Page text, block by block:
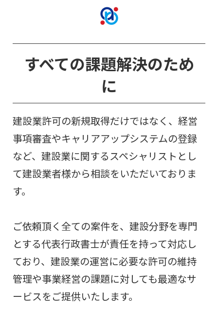
すべての課題解決のため
に
建設業許可の新規取得だけではなく、経営
事項審査やキャリアアップシステムの登録
など、建設業に関するスペシャリストとし
て建設業者様から相談をいただいておりま
す。
ご依頼頂く全ての案件を、建設分野を専門
とする代表行政書士が責任を持って対応し
ており、建設業の運営に必要な許可の維持
管理や事業経営の課題に対しても最適なサ
ービスをご提供いたします。